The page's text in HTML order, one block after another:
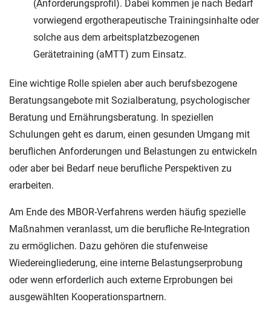
(Anforderungsprofil). Dabei kommen je nach Bedarf
vorwiegend ergotherapeutische Trainingsinhalte oder
solche aus dem arbeitsplatzbezogenen
Gerätetraining (aMTT) zum Einsatz.
Eine wichtige Rolle spielen aber auch berufsbezogene
Beratungsangebote mit Sozialberatung, psychologischer
Beratung und Ernährungsberatung. In speziellen
Schulungen geht es darum, einen gesunden Umgang mit
beruflichen Anforderungen und Belastungen zu entwickeln
oder aber bei Bedarf neue berufliche Perspektiven zu
erarbeiten.
Am Ende des MBOR-Verfahrens werden häufig spezielle
Maßnahmen veranlasst, um die berufliche Re-Integration
zu ermöglichen. Dazu gehören die stufenweise
Wiedereingliederung, eine interne Belastungserprobung
oder wenn erforderlich auch externe Erprobungen bei
ausgewählten Kooperationspartnern.